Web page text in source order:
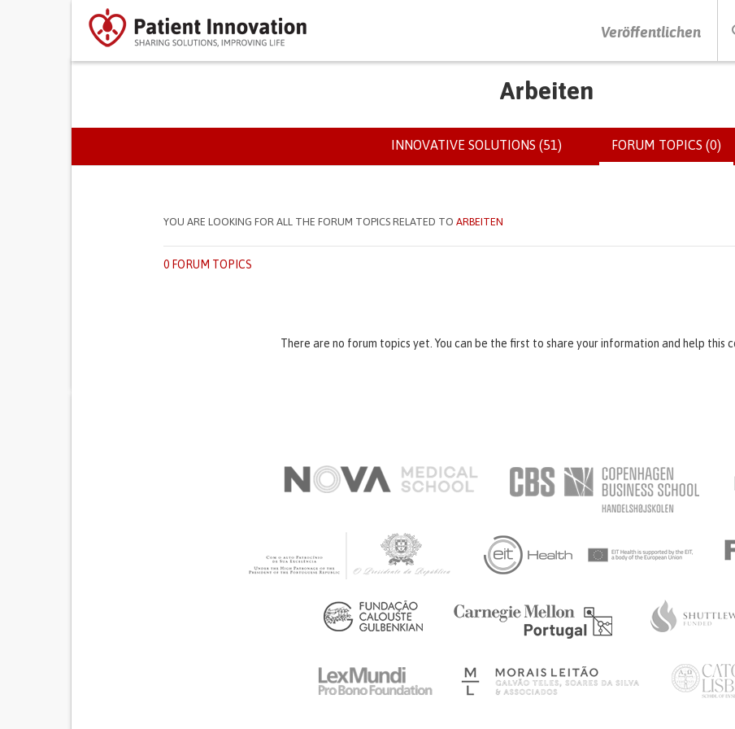
Veröffentlichen
DRÜCKEN SIE AUF ENTER UM DIE SUCHE ZU STARTEN
Arbeiten
PRIMARY TABS INNOVATIVE SOLUTIONS (51) FORUM TOPICS (0)
YOU ARE LOOKING FOR ALL THE FORUM TOPICS RELATED TO ARBEITEN
0 FORUM TOPICS
There are no forum topics yet. You can be the first to share your information and help this